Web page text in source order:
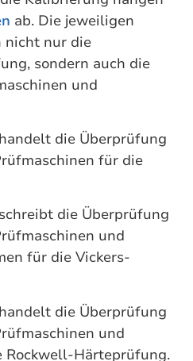
ab. Die jeweiligen
nicht nur die
sondern auch die
und
die Überprüfung
für die
die Überprüfung
und
für die Vickers-
die Überprüfung
und
Rockwell-Härteprüfung.